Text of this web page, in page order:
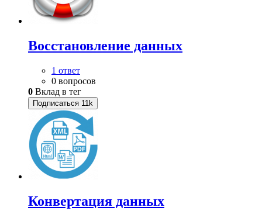
Восстановление данных
1 ответ
0 вопросов
0 Вклад в тег
Подписаться 11k
Конвертация данных